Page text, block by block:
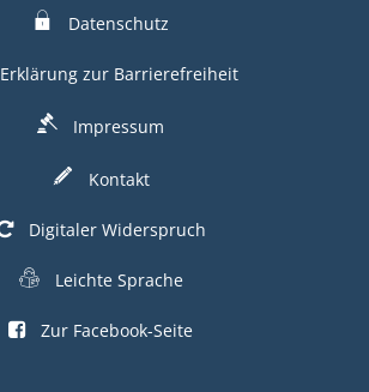
Datenschutz
Erklärung zur Barrierefreiheit
Impressum
Kontakt
Digitaler Widerspruch
Leichte Sprache
Zur Facebook-Seite